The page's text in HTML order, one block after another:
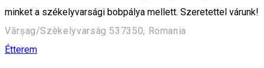
minket a székelyvarsági bobpálya mellett. Szeretettel várunk!
Vărșag/Szèkelyvarsàg 537350, Romania
Étterem